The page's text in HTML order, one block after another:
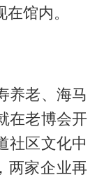
馆内。
养老、海马
在老博会开
社区文化中
两家企业再